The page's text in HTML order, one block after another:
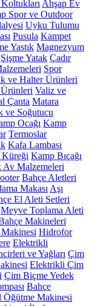
Ahşap Ev
Spor ve Outdoor
Uyku Tulumu
Pusula Kampet
Yastık Magnezyum
Şişme Yatak Çadır
Spor
ve Halter Ürünleri
Valiz ve
Çanta Matara
ve Soğutucu
Ocağı Kamp
Termoslar
Kafa Lambası
Kamp Bıçağı
Av Malzemeleri
Bahçe Aletleri
Makası Aşı
El Aleti Setleri
Meyve Toplama Aleti
Makineleri
Hidrofor
Elektrikli
ve Yağları Çim
Elektrikli Çim
Çim Biçme Yedek
Bahçe
Öğütme Makinesi